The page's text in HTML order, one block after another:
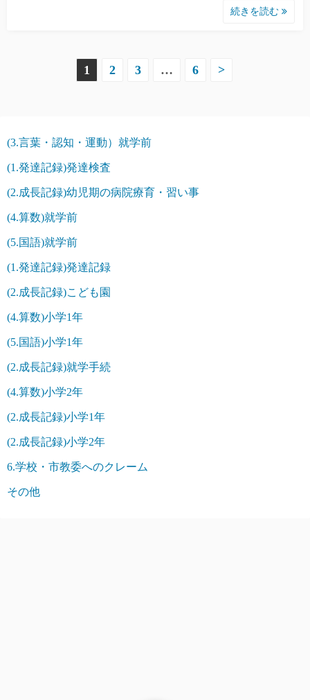
続きを読む
ペ
ー
送
り
1 2 3 … 6 >
(3.言葉・認知・運動）就学前
(1.発達記録)発達検査
(2.成長記録)幼児期の病院療育・習い事
(4.算数)就学前
(5.国語)就学前
(1.発達記録)発達記録
(2.成長記録)こども園
(4.算数)小学1年
(5.国語)小学1年
(2.成長記録)就学手続
(4.算数)小学2年
(2.成長記録)小学1年
(2.成長記録)小学2年
6.学校・市教委へのクレーム
その他